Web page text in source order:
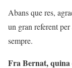
Abans que res,
un gran referent
sempre.
Fra Bernat, quina